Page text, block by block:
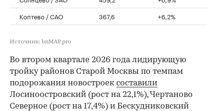
Коптево / САО
367,6 +6,2%
Источник: bnMAP.pro
Во втором квартале 2026 года лидирующую
тройку районов Старой Москвы по темпам
подорожания новостроек составили
Лосиноостровский (рост на 22,1%), Чертаново
Северное (рост на 17,4%) и Бескудниковский